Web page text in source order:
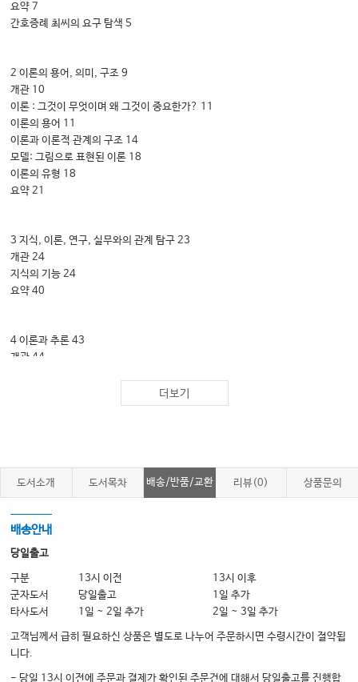
요약 7
간호증례 최씨의 요구 탐색 5
2 이론의 용어, 의미, 구조 9
개관 10
이론 : 그것이 무엇이며 왜 그것이 중요한가? 11
이론의 용어 11
이론과 이론적 관계의 구조 14
모델: 그림으로 표현된 이론 18
이론의 유형 18
요약 21
3 지식, 이론, 연구, 실무와의 관계 탐구 23
개관 24
지식의 기능 24
요약 40
4 이론과 추론 43
개관 44
5 간호이론에 영향을 미치는 배경이론 67
이론과 추론을 지지하고 있는 거대이론 69
Maslow의 인간의 동기와 인간의 기본적 요구의 위계이론 78
Erikson의 사회적 인격발달이론 80
의사소통이론 80
교환이론 82
요약 84
더보기
도서소개 도서목차 배송/반품/교환 리뷰(0) 상품문의
배송안내
당일출고
구분 13시 이전
13시 이후
군자도서
당일출고
1일 추가
타사도서
1일 ~ 2일 추가 2일 ~ 3일 추가
고객님께서 급히 필요하신 상품은 별도로 나누어 주문하시면 수령시간이 절약됩
니다.
- 당일 13시 이전에 주문과 결제가 확인된 주문건에 대해서 당일출고를 진행합